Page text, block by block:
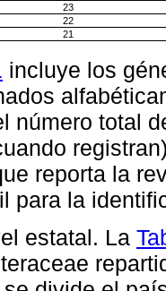
23
22
21
incluye los
número total
reporta la
para la
estatal. La